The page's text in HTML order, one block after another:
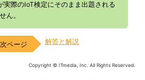
実際のIoT検定にそのまま出題される
ん。
解答と解説
Copyright © ITmedia, Inc. All Rights Reserved.